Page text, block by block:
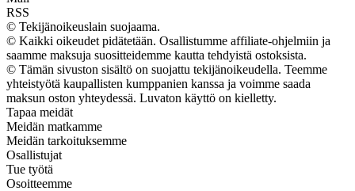
RSS
© Tekijänoikeuslain suojaama.
© Kaikki oikeudet pidätetään. Osallistumme affiliate-ohjelmiin ja
saamme maksuja suositteidemme kautta tehdyistä ostoksista.
© Tämän sivuston sisältö on suojattu tekijänoikeudella. Teemme
yhteistyötä kaupallisten kumppanien kanssa ja voimme saada
maksun oston yhteydessä. Luvaton käyttö on kielletty.
Tapaa meidät
Meidän matkamme
Meidän tarkoituksemme
Osallistujat
Tue työtä
Osoitteemme